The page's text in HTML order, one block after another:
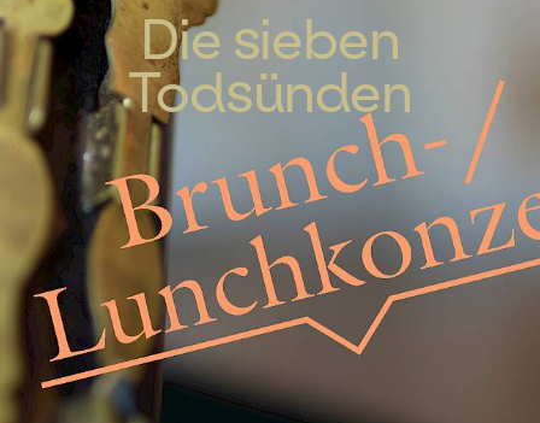
Die sieben
Todsünden